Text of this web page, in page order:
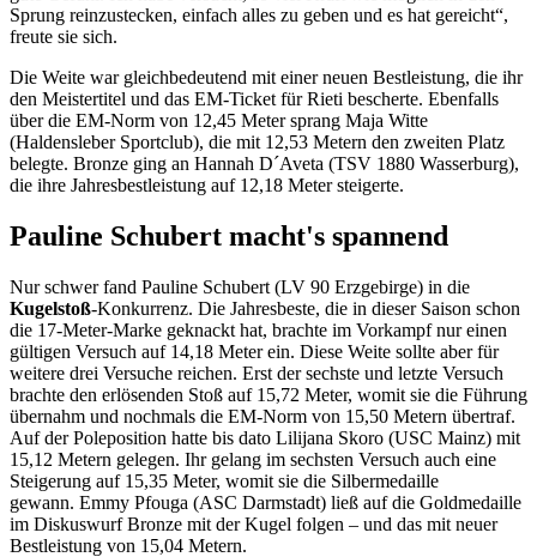
Sprung reinzustecken, einfach alles zu geben und es hat gereicht“,
freute sie sich.
Die Weite war gleichbedeutend mit einer neuen Bestleistung, die ihr
den Meistertitel und das EM-Ticket für Rieti bescherte. Ebenfalls
über die EM-Norm von 12,45 Meter sprang Maja Witte
(Haldensleber Sportclub), die mit 12,53 Metern den zweiten Platz
belegte. Bronze ging an Hannah D´Aveta (TSV 1880 Wasserburg),
die ihre Jahresbestleistung auf 12,18 Meter steigerte.
Pauline Schubert macht's spannend
Nur schwer fand Pauline Schubert (LV 90 Erzgebirge) in die
Kugelstoß-Konkurrenz. Die Jahresbeste, die in dieser Saison schon
die 17-Meter-Marke geknackt hat, brachte im Vorkampf nur einen
gültigen Versuch auf 14,18 Meter ein. Diese Weite sollte aber für
weitere drei Versuche reichen. Erst der sechste und letzte Versuch
brachte den erlösenden Stoß auf 15,72 Meter, womit sie die Führung
übernahm und nochmals die EM-Norm von 15,50 Metern übertraf.
Auf der Poleposition hatte bis dato Lilijana Skoro (USC Mainz) mit
15,12 Metern gelegen. Ihr gelang im sechsten Versuch auch eine
Steigerung auf 15,35 Meter, womit sie die Silbermedaille
gewann. Emmy Pfouga (ASC Darmstadt) ließ auf die Goldmedaille
im Diskuswurf Bronze mit der Kugel folgen – und das mit neuer
Bestleistung von 15,04 Metern.